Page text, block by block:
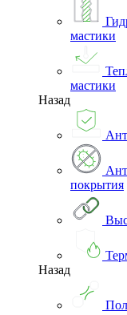
мастики
мастики
Назад
покрытия
Назад